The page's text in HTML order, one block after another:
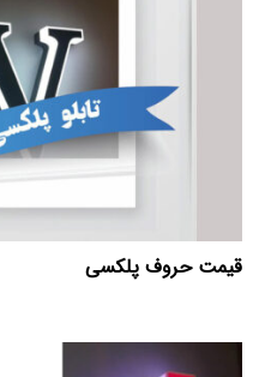
قیمت حروف پلکسی